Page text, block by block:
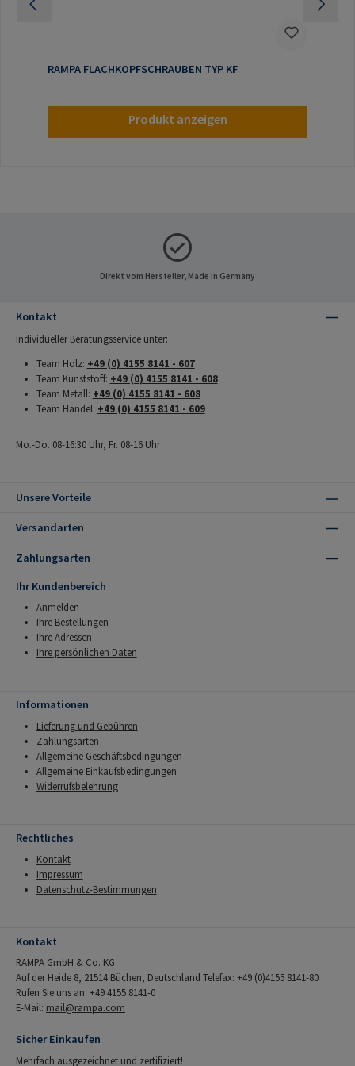
RAMPA FLACHKOPFSCHRAUBEN TYP KF
Produkt anzeigen
Direkt vom Hersteller, Made in Germany
Kontakt
Individueller Beratungsservice unter:
Team Holz: +49 (0) 4155 8141 - 607
Team Kunststoff: +49 (0) 4155 8141 - 608
Team Metall: +49 (0) 4155 8141 - 608
Team Handel: +49 (0) 4155 8141 - 609
Mo.-Do. 08-16:30 Uhr, Fr. 08-16 Uhr
Unsere Vorteile
Versandarten
Zahlungsarten
Ihr Kundenbereich
Anmelden
Ihre Bestellungen
Ihre Adressen
Ihre persönlichen Daten
Informationen
Lieferung und Gebühren
Zahlungsarten
Allgemeine Geschäftsbedingungen
Allgemeine Einkaufsbedingungen
Widerrufsbelehrung
Rechtliches
Kontakt
Impressum
Datenschutz-Bestimmungen
Kontakt
RAMPA GmbH & Co. KG
Auf der Heide 8, 21514 Büchen, Deutschland Telefax: +49 (0)4155 8141-80
Rufen Sie uns an: +49 4155 8141-0
E-Mail: mail@rampa.com
Sicher Einkaufen
Mehrfach ausgezeichnet und zertifiziert!